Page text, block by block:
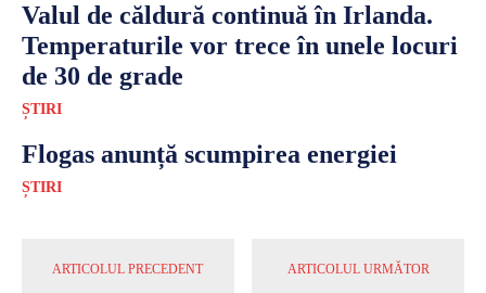
Valul de căldură continuă în Irlanda.
Temperaturile vor trece în unele locuri
de 30 de grade
ȘTIRI
Flogas anunță scumpirea energiei
ȘTIRI
ARTICOLUL PRECEDENT ARTICOLUL URMĂTOR